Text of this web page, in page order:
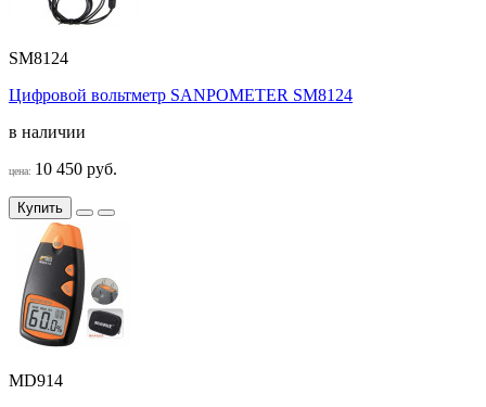
SM8124
Цифровой вольтметр SANPOMETER SM8124
в наличии
цена: 10 450 руб.
Купить
MD914